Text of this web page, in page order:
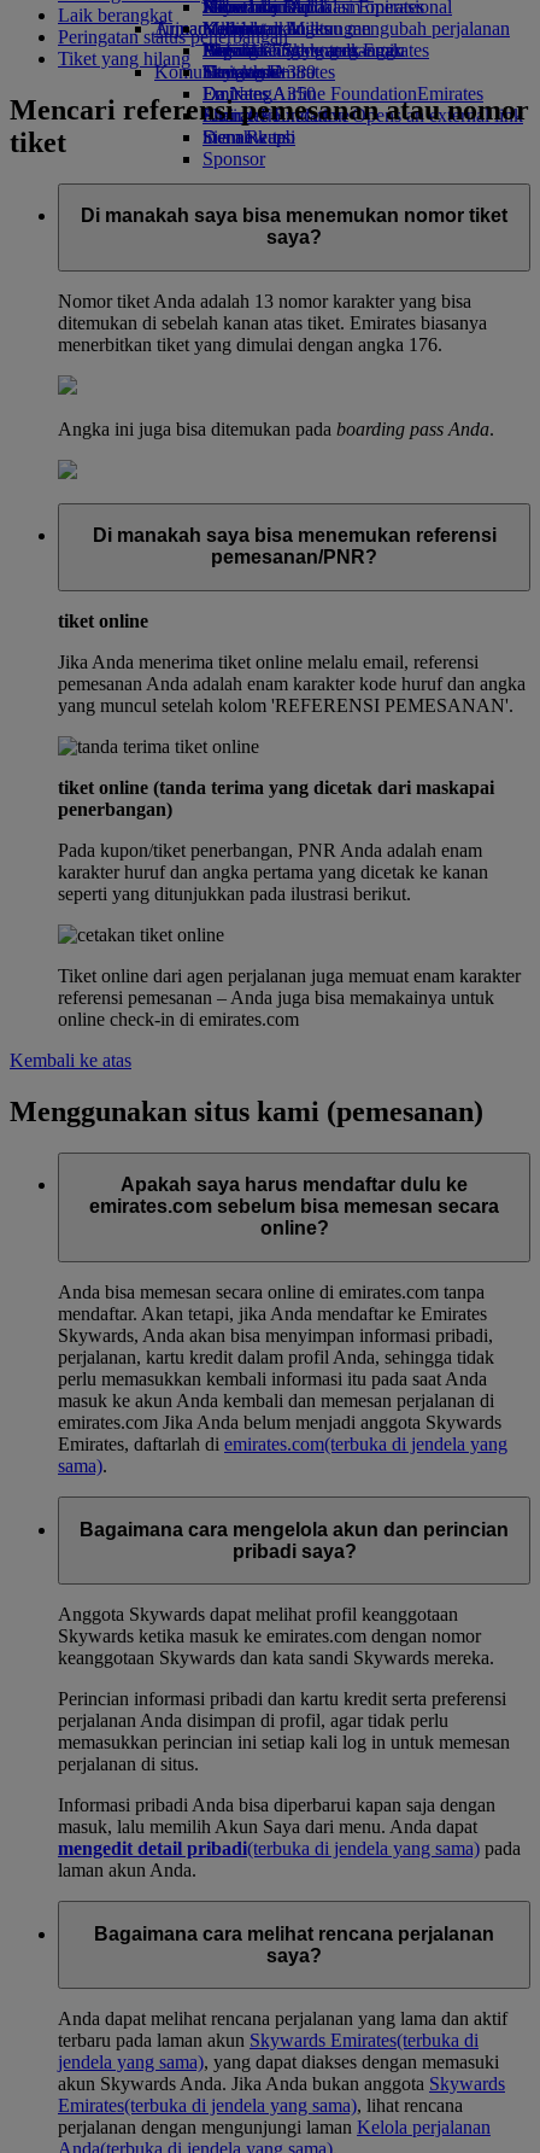
Minuman
Armada kami
Boeing 777
Emirates A380
Emirates A350
Emirates Executive
Denah kursi
Hiburan anak
Mainan anak
Aktivitas untuk anak-anak
Keberlanjutan dalam operasional
Kebijakan lingkungan
Laporan lingkungan
Komunitas kami
Emirates Airline FoundationEmirates
Airline Foundation Opens an external link
in a new tab
Sponsor
Jakarta ke Dubai
Tujuan terbaru
Helsinki
Hangzhou
Da Nang
Shenzhen
Siem Reap
Skywards Rail
Kalkulator Miles
Masuk ke Skywards Emirates
Skywards+
Ponsel dan Aplikasi Emirates
Membatalkan atau mengubah perjalanan
Perjalanan yang terganggu
Tentang Emirates
Laik berangkat
Peringatan status penerbangan
Tiket yang hilang
Mencari referensi pemesanan atau nomor
tiket
Di manakah saya bisa menemukan nomor tiket
saya?
Nomor tiket Anda adalah 13 nomor karakter yang bisa
ditemukan di sebelah kanan atas tiket. Emirates biasanya
menerbitkan tiket yang dimulai dengan angka 176.
Angka ini juga bisa ditemukan pada boarding pass Anda.
Di manakah saya bisa menemukan referensi
pemesanan/PNR?
tiket online
Jika Anda menerima tiket online melalu email, referensi
pemesanan Anda adalah enam karakter kode huruf dan angka
yang muncul setelah kolom 'REFERENSI PEMESANAN'.
tiket online (tanda terima yang dicetak dari maskapai
penerbangan)
Pada kupon/tiket penerbangan, PNR Anda adalah enam
karakter huruf dan angka pertama yang dicetak ke kanan
seperti yang ditunjukkan pada ilustrasi berikut.
Tiket online dari agen perjalanan juga memuat enam karakter
referensi pemesanan – Anda juga bisa memakainya untuk
online check-in di emirates.com
Kembali ke atas
Menggunakan situs kami (pemesanan)
Apakah saya harus mendaftar dulu ke
emirates.com sebelum bisa memesan secara
online?
Anda bisa memesan secara online di emirates.com tanpa
mendaftar. Akan tetapi, jika Anda mendaftar ke Emirates
Skywards, Anda akan bisa menyimpan informasi pribadi,
perjalanan, kartu kredit dalam profil Anda, sehingga tidak
perlu memasukkan kembali informasi itu pada saat Anda
masuk ke akun Anda kembali dan memesan perjalanan di
emirates.com Jika Anda belum menjadi anggota Skywards
Emirates, daftarlah di emirates.com(terbuka di jendela yang
sama).
Bagaimana cara mengelola akun dan perincian
pribadi saya?
Anggota Skywards dapat melihat profil keanggotaan
Skywards ketika masuk ke emirates.com dengan nomor
keanggotaan Skywards dan kata sandi Skywards mereka.
Perincian informasi pribadi dan kartu kredit serta preferensi
perjalanan Anda disimpan di profil, agar tidak perlu
memasukkan perincian ini setiap kali log in untuk memesan
perjalanan di situs.
Informasi pribadi Anda bisa diperbarui kapan saja dengan
masuk, lalu memilih Akun Saya dari menu. Anda dapat
mengedit detail pribadi(terbuka di jendela yang sama) pada
laman akun Anda.
Bagaimana cara melihat rencana perjalanan
saya?
Anda dapat melihat rencana perjalanan yang lama dan aktif
terbaru pada laman akun Skywards Emirates(terbuka di
jendela yang sama), yang dapat diakses dengan memasuki
akun Skywards Anda. Jika Anda bukan anggota Skywards
Emirates(terbuka di jendela yang sama), lihat rencana
perjalanan dengan mengunjungi laman Kelola perjalanan